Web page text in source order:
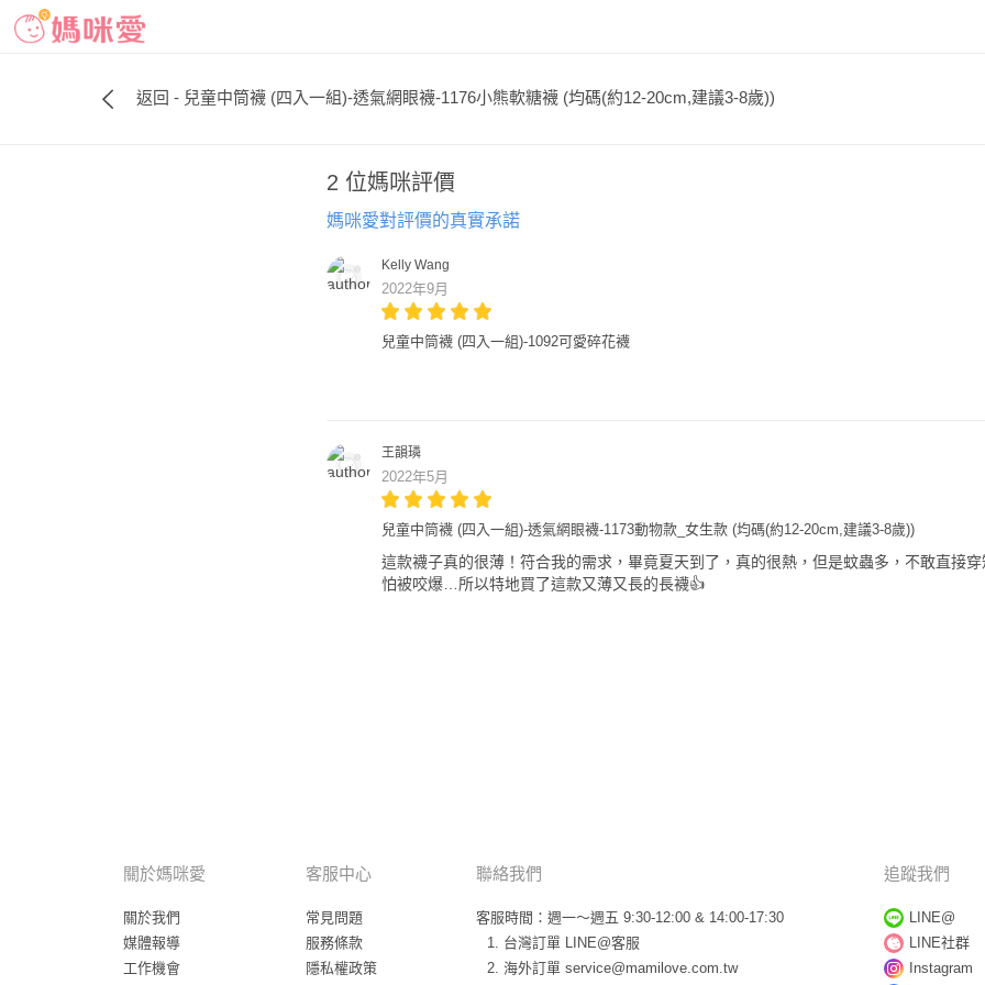
返回 - 兒童中筒襪 (四入一組)-透氣網眼襪-1176小熊軟糖襪 (均碼(約12-20cm,建議3-8歲))
2 位媽咪評價
媽咪愛對評價的真實承諾
Kelly Wang
2022年9月
兒童中筒襪 (四入一組)-1092可愛碎花襪
王韻璘
2022年5月
兒童中筒襪 (四入一組)-透氣網眼襪-1173動物款_女生款 (均碼(約12-20cm,建議3-8歲))
這款襪子真的很薄！符合我的需求，畢竟夏天到了，真的很熱，但是蚊蟲多，不敢直接穿
怕被咬爆…所以特地買了這款又薄又長的長襪👍
關於媽咪愛
關於我們
媒體報導
工作機會
客服中心
常見問題
服務條款
隱私權政策
聯絡我們
客服時間：週一～週五 9:30-12:00 & 14:00-17:30
台灣訂單 LINE@客服
海外訂單 service@mamilove.com.tw
追蹤我們
LINE@
LINE社群
Instagram